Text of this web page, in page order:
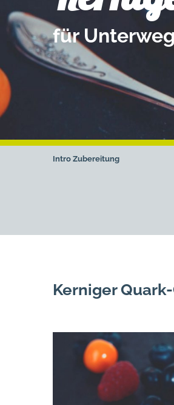
für
Intro Zubereitung
Kerniger